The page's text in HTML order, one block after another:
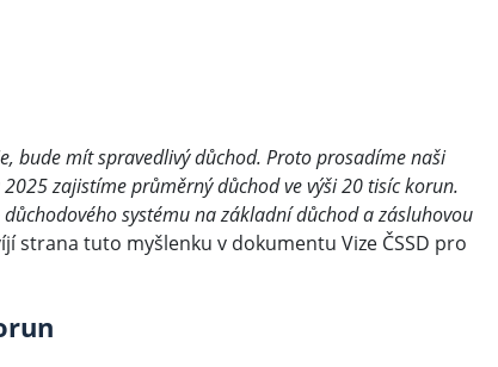
bude mít spravedlivý důchod. Proto prosadíme naši
zajistíme průměrný důchod ve výši 20 tisíc korun.
systému na základní důchod a zásluhovou
strana tuto myšlenku v dokumentu Vize ČSSD pro